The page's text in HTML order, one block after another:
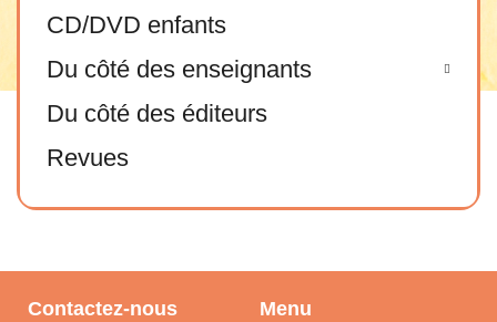
CD/DVD enfants
Du côté des enseignants
Du côté des éditeurs
Revues
Contactez-nous Menu